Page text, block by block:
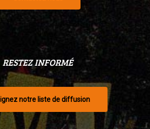
RESTEZ INFORMÉ
notre liste de diffusion